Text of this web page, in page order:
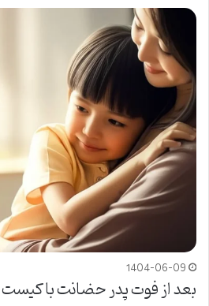
1404-06-09
بعد از فوت پدر حضانت با کیست